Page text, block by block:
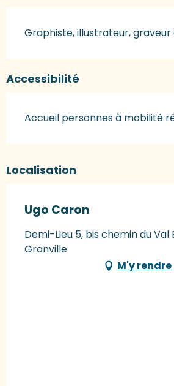
Graphiste, illustrateur, graveur
Accessibilité
Accueil personnes à mobilité
Localisation
Ugo Caron
Demi-Lieu 5, bis chemin du Val
Granville
M'y rendre